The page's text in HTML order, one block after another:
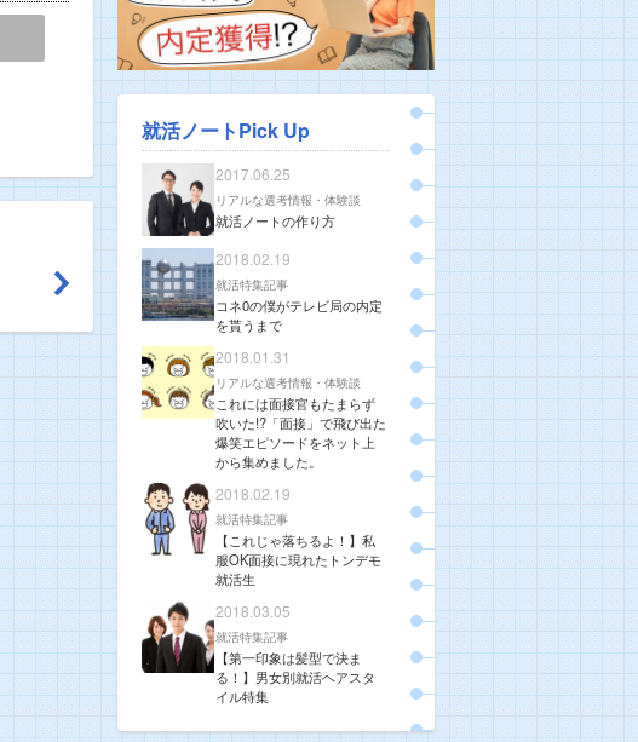
就活ノートPick Up
2017.06.25
リアルな選考情報・体験談
就活ノートの作り方
2018.02.19
就活特集記事
コネ0の僕がテレビ局の内定
を貰うまで
2018.01.31
リアルな選考情報・体験談
これには面接官もたまらず
吹いた!?「面接」で飛び出た
爆笑エピソードをネット上
から集めました。
2018.02.19
就活特集記事
【これじゃ落ちるよ！】私
服OK面接に現れたトンデモ
就活生
2018.03.05
就活特集記事
【第一印象は髪型で決ま
る！】男女別就活ヘアスタ
イル特集